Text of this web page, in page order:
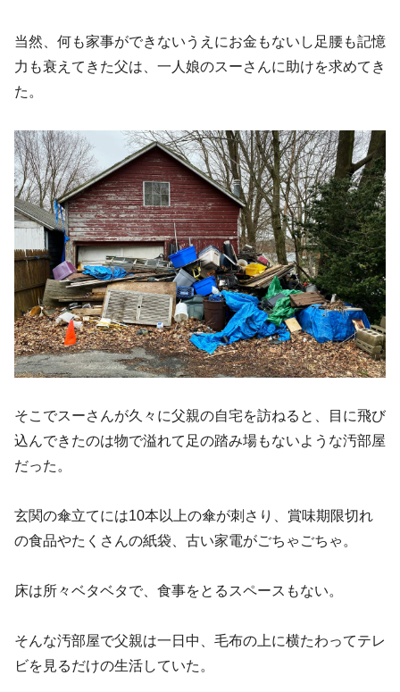
当然、何も家事ができないうえにお金もないし足腰も記憶
力も衰えてきた父は、一人娘のスーさんに助けを求めてき
た。
そこでスーさんが久々に父親の自宅を訪ねると、目に飛び
込んできたのは物で溢れて足の踏み場もないような汚部屋
だった。
玄関の傘立てには10本以上の傘が刺さり、賞味期限切れ
の食品やたくさんの紙袋、古い家電がごちゃごちゃ。
床は所々ベタベタで、食事をとるスペースもない。
そんな汚部屋で父親は一日中、毛布の上に横たわってテレ
ビを見るだけの生活していた。